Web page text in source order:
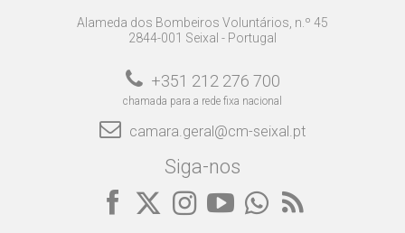
Alameda dos Bombeiros Voluntários, n.º 45
2844-001 Seixal - Portugal
+351 212 276 700
chamada para a rede fixa nacional
camara.geral@cm-seixal.pt
Siga-nos